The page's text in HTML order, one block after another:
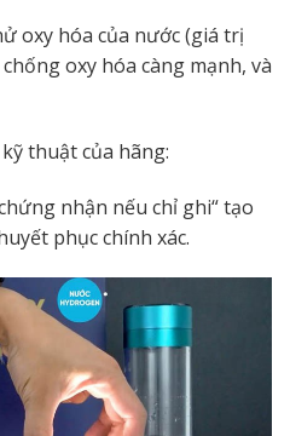
oxy hóa của nước (giá trị
oxy hóa càng mạnh, và
thuật của hãng:
nhận nếu chỉ ghi“ tạo
phục chính xác.